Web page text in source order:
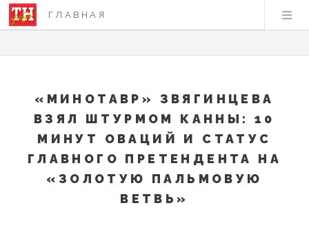
ГЛАВНАЯ
«МИНОТАВР» ЗВЯГИНЦЕВА
ВЗЯЛ ШТУРМОМ КАННЫ: 10
МИНУТ ОВАЦИЙ И СТАТУС
ГЛАВНОГО ПРЕТЕНДЕНТА НА
«ЗОЛОТУЮ ПАЛЬМОВУЮ
ВЕТВЬ»